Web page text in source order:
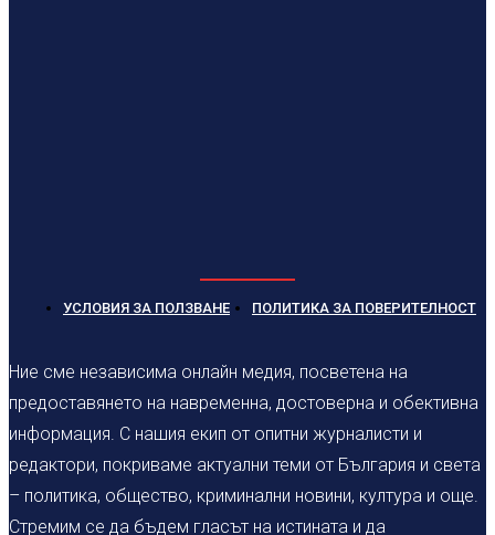
УСЛОВИЯ ЗА ПОЛЗВАНЕ ПОЛИТИКА ЗА ПОВЕРИТЕЛНОСТ
Ние сме независима онлайн медия, посветена на
предоставянето на навременна, достоверна и обективна
информация. С нашия екип от опитни журналисти и
редактори, покриваме актуални теми от България и света
– политика, общество, криминални новини, култура и още.
Стремим се да бъдем гласът на истината и да